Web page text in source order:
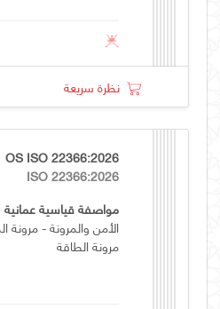
نظرة سريعة
OS ISO 22366:2026
ISO 22366:2026
مواصفة قياسية عمانية
الأمن والمرونة - مرونة
مرونة الطاقة